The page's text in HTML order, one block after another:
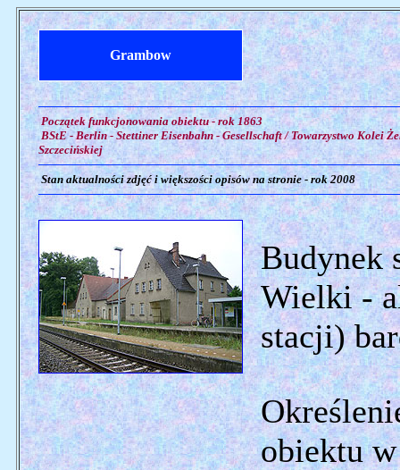
Grambow
Początek funkcjonowania obiektu - rok 1863
BStE - Berlin - Stettiner Eisenbahn - Gesellschaft / Towarzystwo Kolei
Szczecińskiej
Stan aktualności zdjęć i większości opisów na stronie - rok 2008
Budynek
Wielki -
stacji)
obiektu